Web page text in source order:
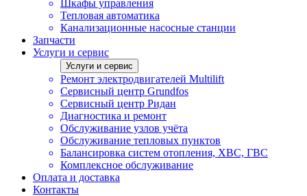
Шкафы управления
Тепловая автоматика
Канализационные насосные станции
Запчасти
Услуги и сервис
Услуги и сервис
Ремонт электродвигателей Multilift
Сервисный центр Grundfos
Сервисный центр Ридан
Диагностика и ремонт
Обслуживание узлов учёта
Обслуживание тепловых пунктов
Балансировка систем отопления, ХВС, ГВС
Комплексное обслуживание
Оплата и доставка
Контакты